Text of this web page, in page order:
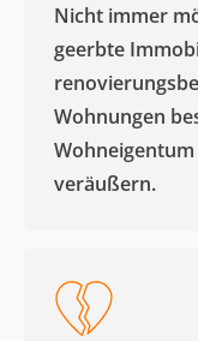
Nicht immer
geerbte
Wohnungen
veräußern. ​